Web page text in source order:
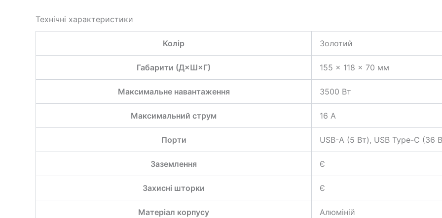
Технічні характеристики
Колір Золотий
Габарити (Д×Ш×Г) 155 × 118 × 70 мм
Максимальне навантаження 3500 Вт
Максимальний струм 16 А
Порти USB-A (5 Вт), USB Type-C (36
Заземлення Є
Захисні шторки Є
Матеріал корпусу Алюміній